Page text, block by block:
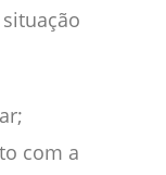
com a